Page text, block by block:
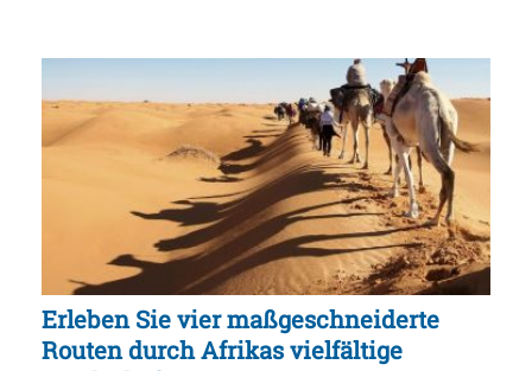
Erleben Sie vier maßgeschneiderte
Routen durch Afrikas vielfältige